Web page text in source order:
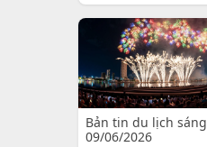
Bản tin du lịch sáng
09/06/2026